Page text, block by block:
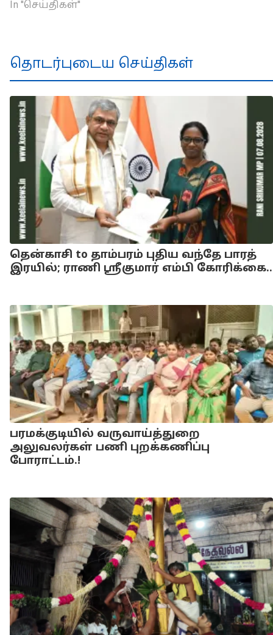
In "செய்திகள்"
தொடர்புடைய செய்திகள்
தென்காசி to தாம்பரம் புதிய வந்தே பாரத்
இரயில்; ராணி ஸ்ரீகுமார் எம்பி கோரிக்கை..
பரமக்குடியில் வருவாய்த்துறை
அலுவலர்கள் பணி புறக்கணிப்பு
போராட்டம்.!